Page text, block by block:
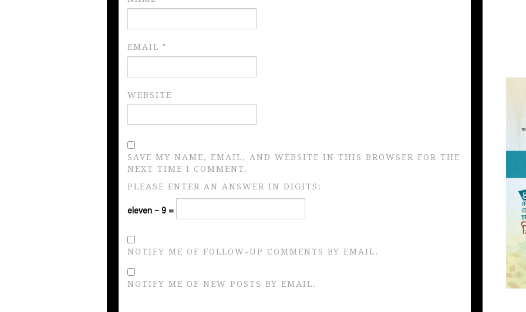
EMAIL *
WEBSITE
SAVE MY NAME, EMAIL, AND WEBSITE IN THIS BROWSER FOR THE
NEXT TIME I COMMENT.
PLEASE ENTER AN ANSWER IN DIGITS:
eleven − 9 =
NOTIFY ME OF FOLLOW-UP COMMENTS BY EMAIL.
NOTIFY ME OF NEW POSTS BY EMAIL.